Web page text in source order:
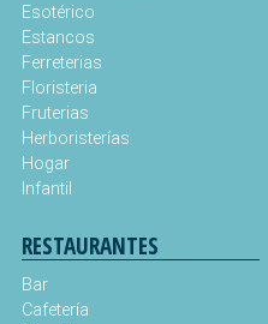
Esotérico
Estancos
Ferreterias
Floristeria
Fruterias
Herboristerías
Hogar
Infantil
RESTAURANTES
Bar
Cafetería